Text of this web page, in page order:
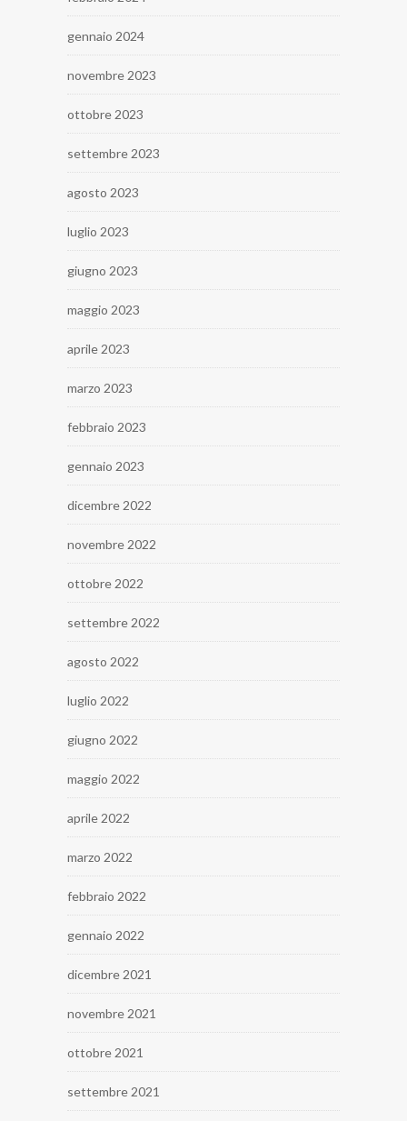
gennaio 2024
novembre 2023
ottobre 2023
settembre 2023
agosto 2023
luglio 2023
giugno 2023
maggio 2023
aprile 2023
marzo 2023
febbraio 2023
gennaio 2023
dicembre 2022
novembre 2022
ottobre 2022
settembre 2022
agosto 2022
luglio 2022
giugno 2022
maggio 2022
aprile 2022
marzo 2022
febbraio 2022
gennaio 2022
dicembre 2021
novembre 2021
ottobre 2021
settembre 2021